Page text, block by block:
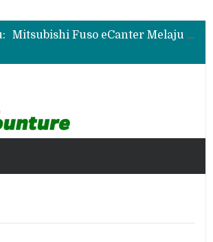
Mitsubishi Fuso eCanter Melaju di Bisnis Logistik, Fastana Jadi Pengguna Baru
Mitsubishi Fuso Perkenalkan Next Generation Zero Down Time di GIIAS 2026